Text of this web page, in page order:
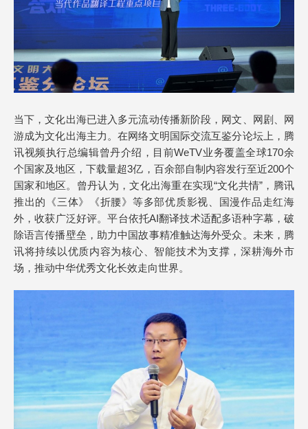
当下，文化出海已进入多元流动传播新阶段，网文、网剧、网
游成为文化出海主力。在网络文明国际交流互鉴分论坛上，腾
讯视频执行总编辑曾丹介绍，目前WeTV业务覆盖全球170余
个国家及地区，下载量超3亿，百余部自制内容发行至近200个
国家和地区。曾丹认为，文化出海重在实现“文化共情”，腾讯
推出的《三体》《折腰》等多部优质影视、国漫作品走红海
外，收获广泛好评。平台依托AI翻译技术适配多语种字幕，破
除语言传播壁垒，助力中国故事精准触达海外受众。未来，腾
讯将持续以优质内容为核心、智能技术为支撑，深耕海外市
场，推动中华优秀文化长效走向世界。